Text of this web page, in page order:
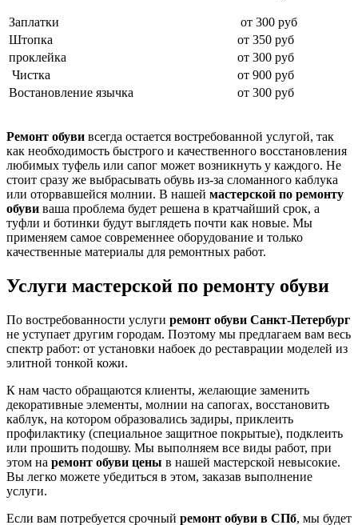
Заплатки
от 300 руб
Штопка
от 350 руб
проклейка
от 300 руб
Чистка
от 900 руб
Востановление язычка
от 300 руб
Ремонт обуви всегда остается востребованной услугой, так
как необходимость быстрого и качественного восстановления
любимых туфель или сапог может возникнуть у каждого. Не
стоит сразу же выбрасывать обувь из-за сломанного каблука
или оторвавшейся молнии. В нашей мастерской по ремонту
обуви ваша проблема будет решена в кратчайший срок, а
туфли и ботинки будут выглядеть почти как новые. Мы
применяем самое современнее оборудование и только
качественные материалы для ремонтных работ.
Услуги мастерской по ремонту обуви
По востребованности услуги ремонт обуви Санкт-Петербург
не уступает другим городам. Поэтому мы предлагаем вам весь
спектр работ: от установки набоек до реставрации моделей из
элитной тонкой кожи.
К нам часто обращаются клиенты, желающие заменить
декоративные элементы, молнии на сапогах, восстановить
каблук, на котором образовались задиры, приклеить
профилактику (специальное защитное покрытые), подклеить
или прошить подошву. Мы выполняем все виды работ, при
этом на ремонт обуви цены в нашей мастерской невысокие.
Вы легко можете убедиться в этом, заказав выполнение
услуги.
Если вам потребуется срочный ремонт обуви в СПб, мы будет